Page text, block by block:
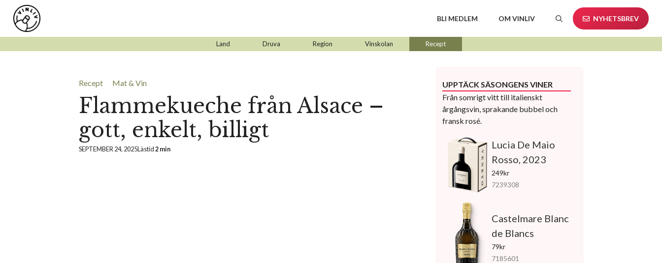
Hoppa
innehåll
BLI MEDLEM OM VINLIV NYHETSBREV
Land Druva Region Vinskolan Recept
Recept Mat & Vin
Flammekueche från Alsace –
gott, enkelt, billigt
SEPTEMBER 24, 2025Lästid2 min
UPPTÄCK SÄSONGENS VINER
Från somrigt vitt till italienskt
årgångsvin, sprakande bubbel och
fransk rosé.
Lucia De Maio
Rosso, 2023
249kr
7239308
Castelmare Blanc
de Blancs
79kr
7185601